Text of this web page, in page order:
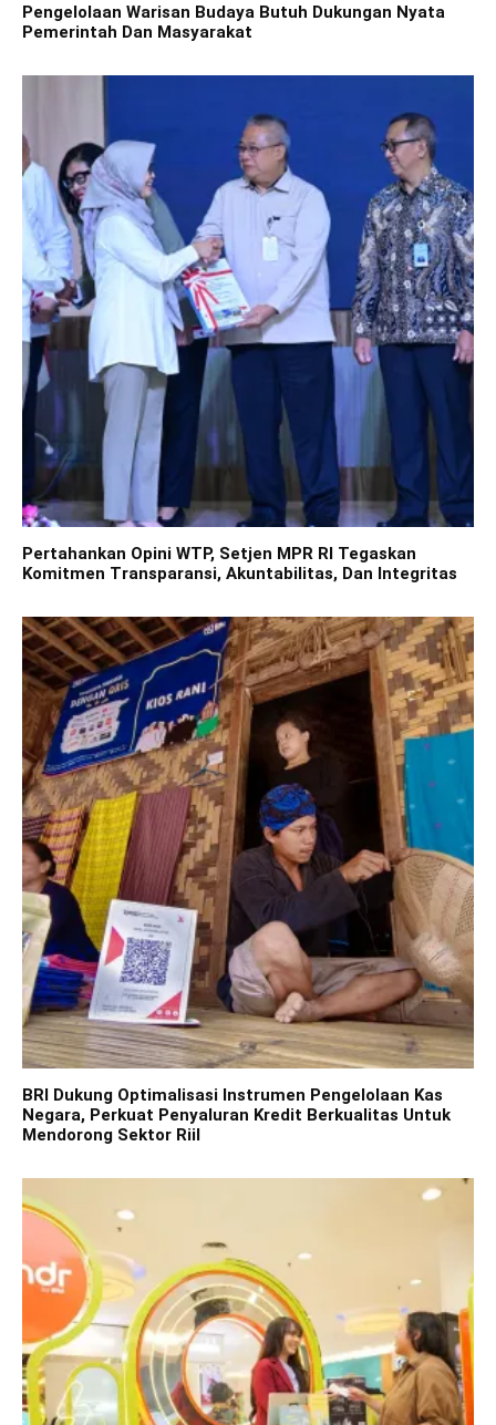
Pengelolaan Warisan Budaya Butuh Dukungan Nyata
Pemerintah Dan Masyarakat
Pertahankan Opini WTP, Setjen MPR RI Tegaskan
Komitmen Transparansi, Akuntabilitas, Dan Integritas
BRI Dukung Optimalisasi Instrumen Pengelolaan Kas
Negara, Perkuat Penyaluran Kredit Berkualitas Untuk
Mendorong Sektor Riil